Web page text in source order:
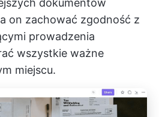
dokumentów
on zachować zgodność z
prowadzenia
wszystkie ważne
miejscu.